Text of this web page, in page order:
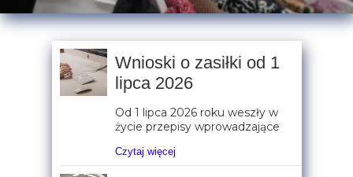
Wnioski o zasiłki od 1
lipca 2026
Od 1 lipca 2026 roku weszły w
życie przepisy wprowadzające
Czytaj więcej